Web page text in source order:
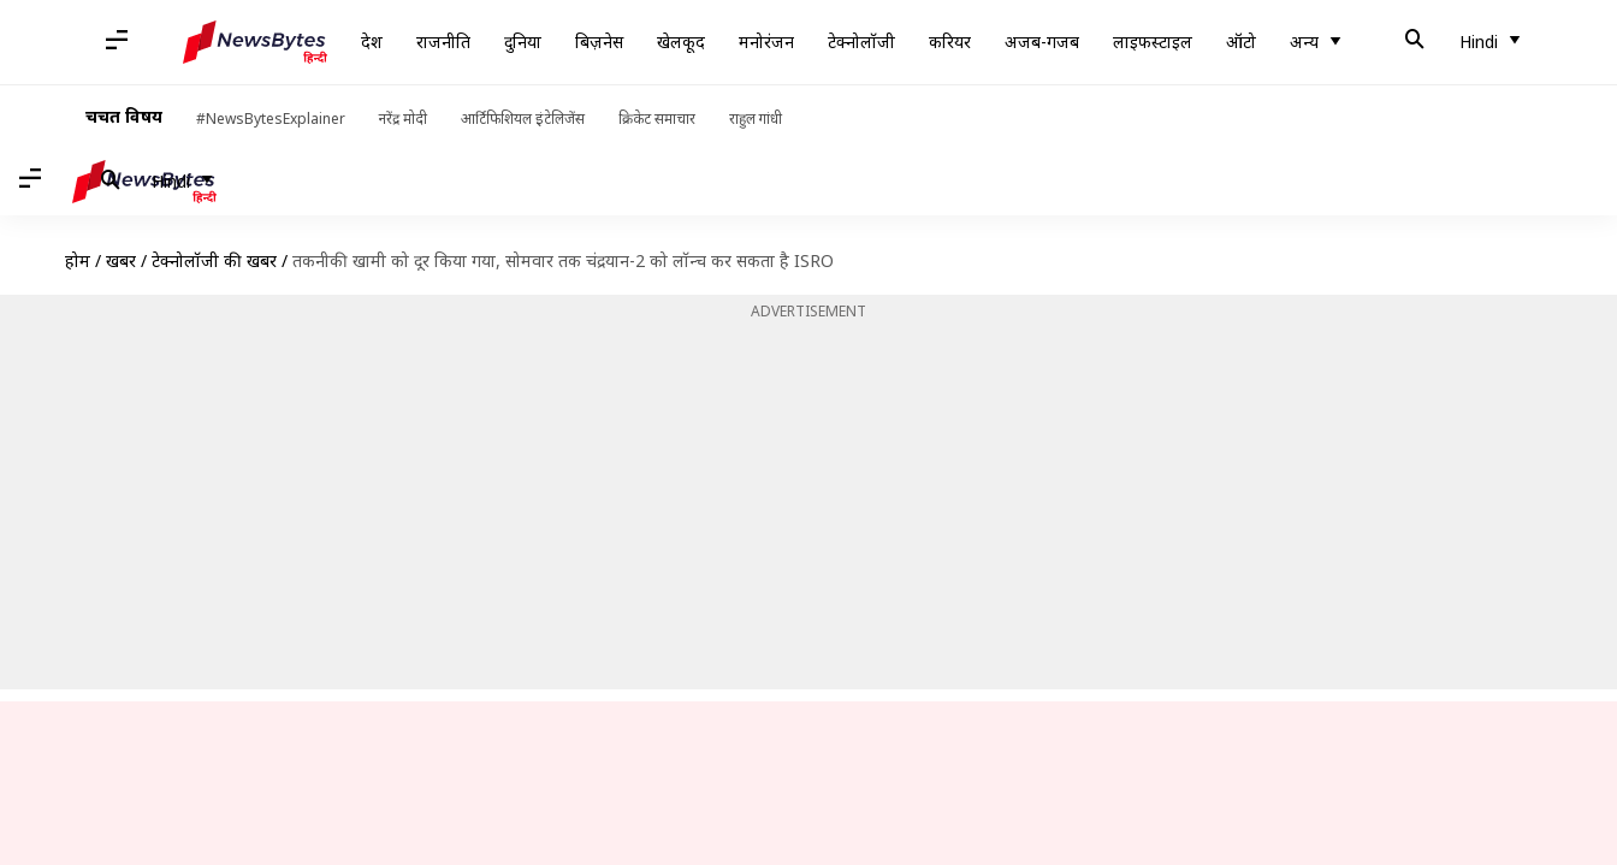
देश राजनीति दुनिया बिज़नेस खेलकूद मनोरंजन टेक्नोलॉजी करियर अजब-गजब लाइफस्टाइल ऑटो अन्य Hindi
चर्चित विषय #NewsBytesExplainer नरेंद्र मोदी आर्टिफिशियल इंटेलिजेंस क्रिकेट समाचार राहुल गांधी
Hindi
होम / खबरें / टेक्नोलॉजी की खबरें / तकनीकी खामी को दूर किया गया, सोमवार तक चंद्रयान-2 को लॉन्च कर सकता है ISRO
ADVERTISEMENT